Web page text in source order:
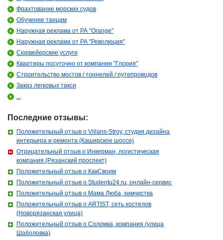
Фрахтование морских судов
Обучение танцам
Наружная реклама от РА "Orange"
Наружная реклама от РА "Революция"
Сюрвейерские услуги
Квартиры посуточно от компании "Глория"
Строительство мостов / тоннелей / путепроводов
Заказ легковых такси
...
Последние отзывы:
Положительный отзыв о Villans-Stroy, студия дизайна
интерьера и ремонта (Каширское шоссе)
Отрицательный отзыв о Инкерман, логистическая
компания (Рязанский проспект)
Положительный отзыв о КакСвоим
Положительный отзыв о Studentu24.ru, онлайн-сервис
Положительный отзыв о Мама Люба, химчистка
Положительный отзыв о ARTIST, сеть хостелов
(Новорязанская улица)
Положительный отзыв о Соломка, компания (улица
Шаболовка)